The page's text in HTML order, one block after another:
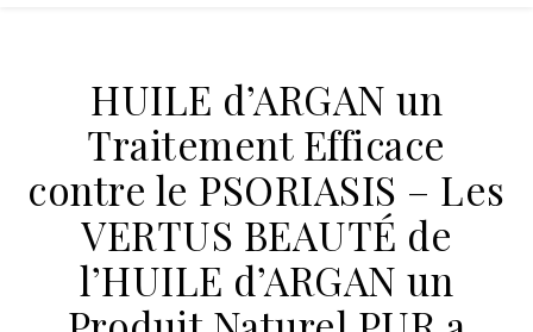
HUILE d’ARGAN un
Traitement Efficace
contre le PSORIASIS – Les
VERTUS BEAUTÉ de
l’HUILE d’ARGAN un